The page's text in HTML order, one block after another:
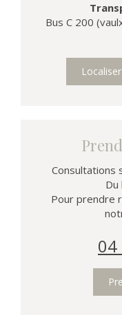
Bus C 200
Consultations
Du
Pour prendre
04